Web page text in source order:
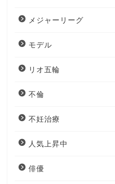
メジャーリーグ
モデル
リオ五輪
不倫
不妊治療
人気上昇中
俳優